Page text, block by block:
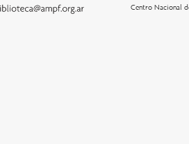
Centro Nacional